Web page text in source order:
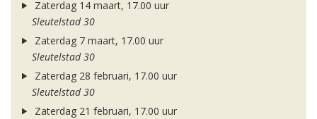
Zaterdag 14 maart, 17.00 uur
Sleutelstad 30
Zaterdag 7 maart, 17.00 uur
Sleutelstad 30
Zaterdag 28 februari, 17.00 uur
Sleutelstad 30
Zaterdag 21 februari, 17.00 uur